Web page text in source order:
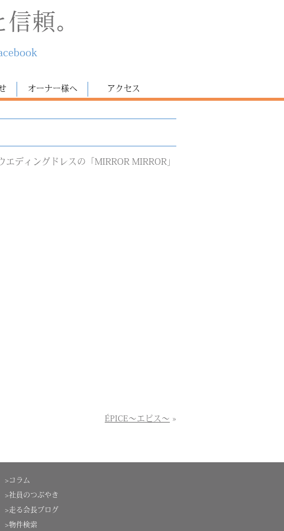
頼。
オーナー様へ アクセス
ディングドレスの「MIRROR MIRROR」
ÉPICE～エピス～ »
>コラム
>社員のつぶやき
>走る会長ブログ
>物件検索